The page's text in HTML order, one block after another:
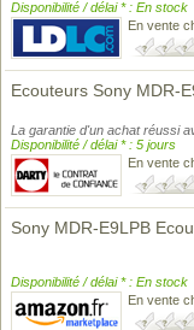
Disponibilité / délai * : En stock
En vente
Ecouteurs Sony MDR-
La garantie d'un achat réussi
Disponibilité / délai * : 5 jours
En vente
Sony MDR-E9LPB
Disponibilité / délai * : En stock
En vente